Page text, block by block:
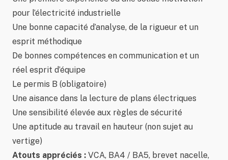
pour l’électricité industrielle
Une bonne capacité d’analyse, de la rigueur et un
esprit méthodique
De bonnes compétences en communication et un
réel esprit d’équipe
Le permis B (obligatoire)
Une aisance dans la lecture de plans électriques
Une sensibilité élevée aux règles de sécurité
Une aptitude au travail en hauteur (non sujet au
vertige)
Atouts appréciés : VCA, BA4 / BA5, brevet nacelle,